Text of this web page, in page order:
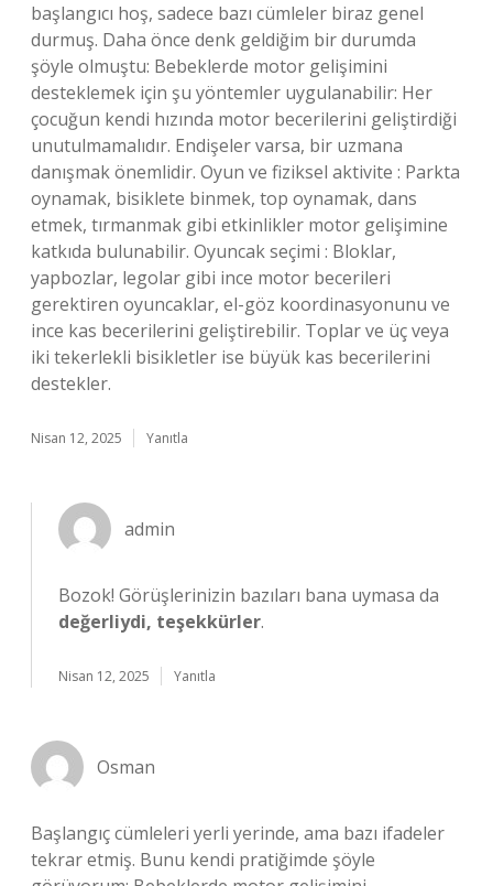
başlangıcı hoş, sadece bazı cümleler biraz genel
durmuş. Daha önce denk geldiğim bir durumda
şöyle olmuştu: Bebeklerde motor gelişimini
desteklemek için şu yöntemler uygulanabilir: Her
çocuğun kendi hızında motor becerilerini geliştirdiği
unutulmamalıdır. Endişeler varsa, bir uzmana
danışmak önemlidir. Oyun ve fiziksel aktivite : Parkta
oynamak, bisiklete binmek, top oynamak, dans
etmek, tırmanmak gibi etkinlikler motor gelişimine
katkıda bulunabilir. Oyuncak seçimi : Bloklar,
yapbozlar, legolar gibi ince motor becerileri
gerektiren oyuncaklar, el-göz koordinasyonunu ve
ince kas becerilerini geliştirebilir. Toplar ve üç veya
iki tekerlekli bisikletler ise büyük kas becerilerini
destekler.
Nisan 12, 2025 Yanıtla
admin
Bozok! Görüşlerinizin bazıları bana uymasa da
değerliydi, teşekkürler.
Nisan 12, 2025 Yanıtla
Osman
Başlangıç cümleleri yerli yerinde, ama bazı ifadeler
tekrar etmiş. Bunu kendi pratiğimde şöyle